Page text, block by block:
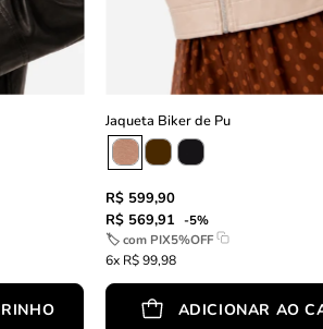
Jaqueta Biker de Pu
R$ 599,90
R$ 569,91 -5%
🏷 com PIX5%OFF
6x R$ 99,98
ADICIONAR AO